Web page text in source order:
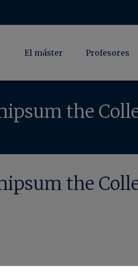
El máster Profesores
the
the